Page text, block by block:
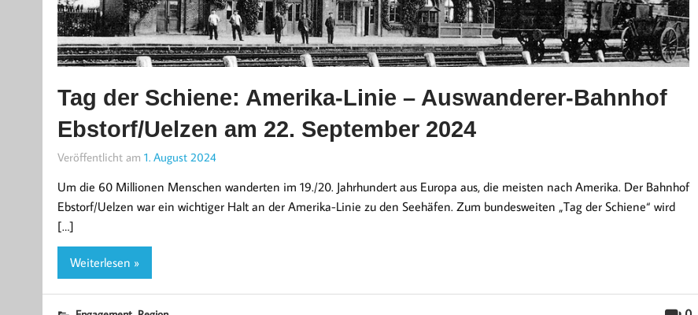
Tag der Schiene: Amerika-Linie – Auswanderer-Bahnhof
Ebstorf/Uelzen am 22. September 2024
Veröffentlicht am 1. August 2024
Um die 60 Millionen Menschen wanderten im 19./20. Jahrhundert aus Europa aus, die meisten nach Amerika. Der Bahnhof
Ebstorf/Uelzen war ein wichtiger Halt an der Amerika-Linie zu den Seehäfen. Zum bundesweiten „Tag der Schiene“ wird
[…]
Weiterlesen »